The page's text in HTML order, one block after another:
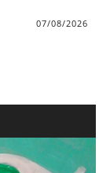
07/08/2026